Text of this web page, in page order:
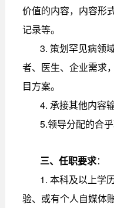
价值的内容，内容形
记录等。
3. 策划罕见病领
者、医生、企业需求
目方案。
4. 承接其他内容
5.领导分配的合
三、任职要求：
1. 本科及以上学
验、或有个人自媒体